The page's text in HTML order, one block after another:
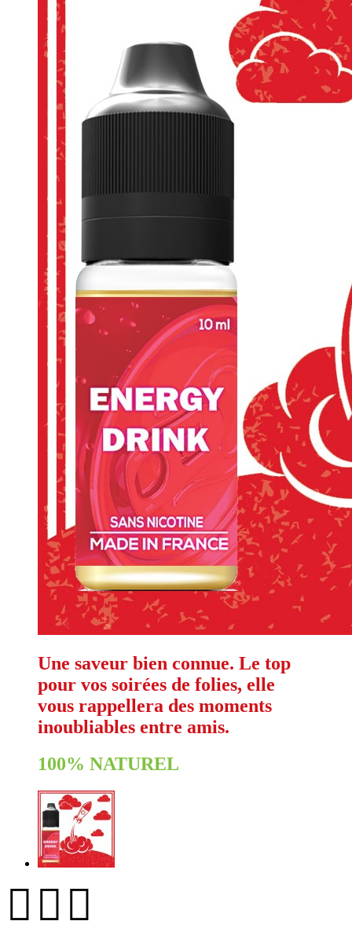
Une saveur bien connue. Le top
pour vos soirées de folies, elle
vous rappellera des moments
inoubliables entre amis.
100% NATUREL